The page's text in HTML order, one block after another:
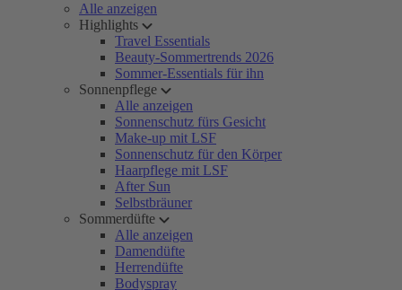
Alle anzeigen
Highlights
Travel Essentials
Beauty-Sommertrends 2026
Sommer-Essentials für ihn
Sonnenpflege
Alle anzeigen
Sonnenschutz fürs Gesicht
Make-up mit LSF
Sonnenschutz für den Körper
Haarpflege mit LSF
After Sun
Selbstbräuner
Sommerdüfte
Alle anzeigen
Damendüfte
Herrendüfte
Bodyspray